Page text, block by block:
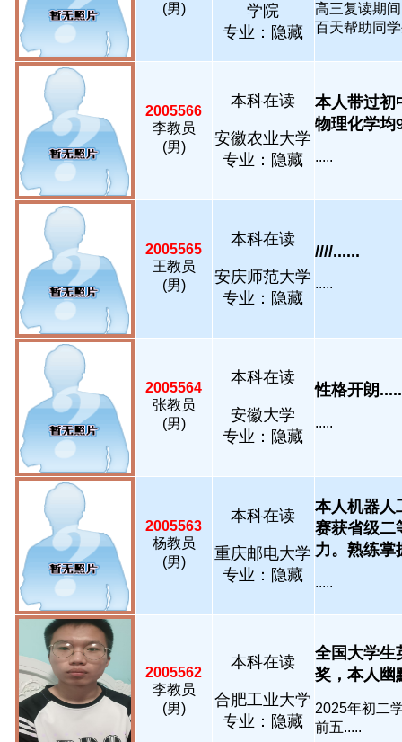
(男)
学院
专业：隐藏
高三复读期
百天帮助同
2005566
李教员
(男)
本科在读
安徽农业大学
专业：隐藏
本人带过初
物理化学均
.....
2005565
王教员
(男)
本科在读
安庆师范大学
专业：隐藏
////......
.....
2005564
张教员
(男)
本科在读
安徽大学
专业：隐藏
性格开朗
.....
2005563
杨教员
(男)
本科在读
重庆邮电大学
专业：隐藏
本人机器人
赛获省级二
力。熟练
.....
2005562
李教员
(男)
本科在读
合肥工业大学
专业：隐藏
全国大学生
奖，本人幽
2025年初二
前五.....